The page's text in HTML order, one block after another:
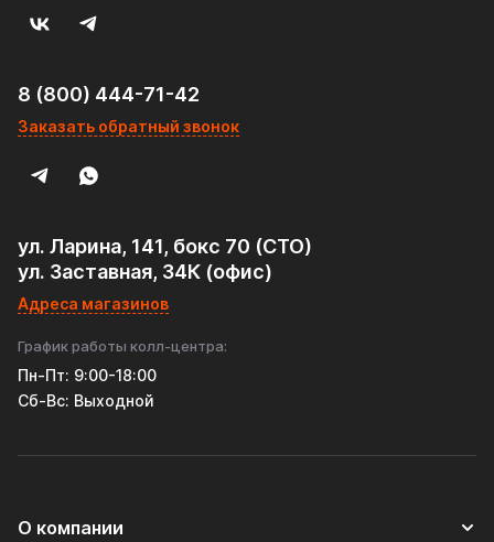
8 (800) 444-71-42
Заказать обратный звонок
ул. Ларина, 141, бокс 70 (СТО)
ул. Заставная, 34К (офис)
Адреса магазинов
График работы колл-центра:
Пн-Пт: 9:00-18:00
Cб-Вс: Выходной
О компании